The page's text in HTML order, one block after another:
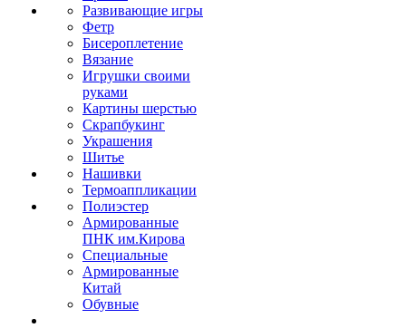
Развивающие игры
Фетр
Бисероплетение
Вязание
Игрушки своими
руками
Картины шерстью
Скрапбукинг
Украшения
Шитье
Нашивки
Термоаппликации
Полиэстер
Армированные
ПНК им.Кирова
Специальные
Армированные
Китай
Обувные